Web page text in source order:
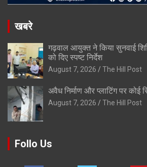
खबरे
गढ़वाल आयुक्त ने किया सुनवाई
को दिए स्पष्ट निर्देश
August 7, 2026 The Hill Post
अवैध निर्माण और प्लाटिंग पर कोई
August 7, 2026 The Hill Post
Follo Us